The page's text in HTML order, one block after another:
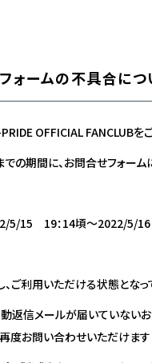
ォームの不具合に
OFFICIAL FANCLUBを
の期間に、お問合せフォーム
5/15 19：14頃～2022/5/
ご利用いただける状態となっ
返信メールが届いていない
度お問い合わせいただけます